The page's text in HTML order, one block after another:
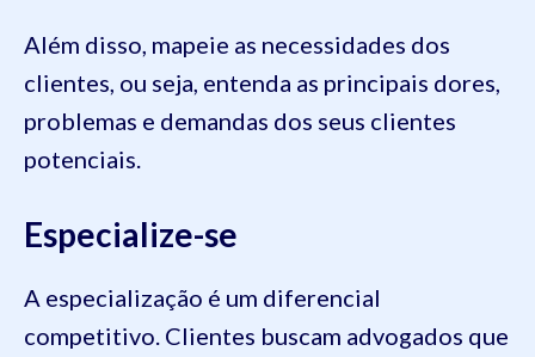
Além disso, mapeie as necessidades dos
clientes, ou seja, entenda as principais dores,
problemas e demandas dos seus clientes
potenciais.
Especialize-se
A especialização é um diferencial
competitivo. Clientes buscam advogados que